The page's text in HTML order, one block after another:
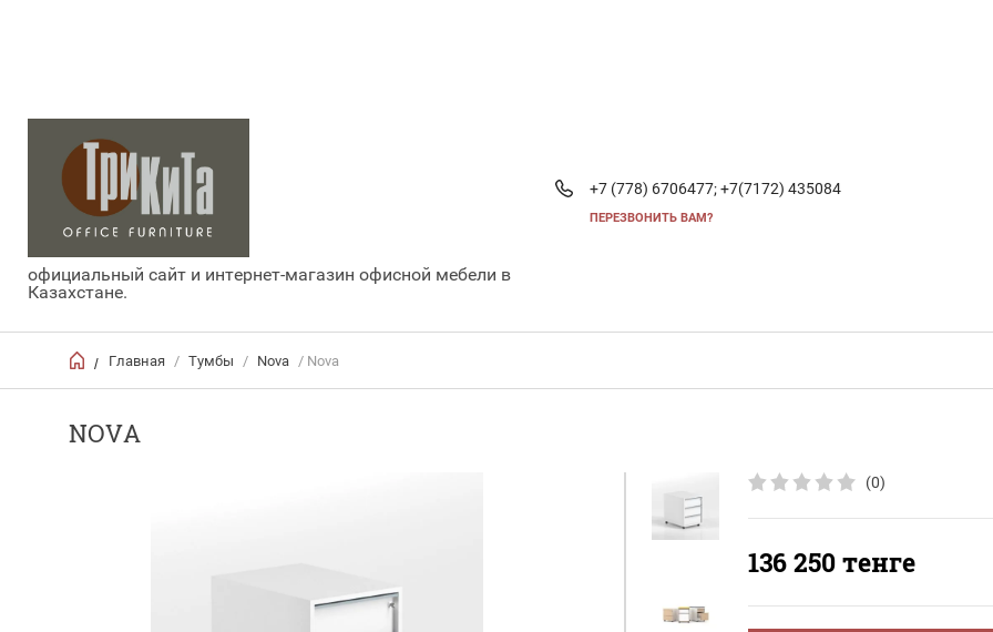
официальный сайт и интернет-магазин офисной мебели в
Казахстане.
+7 (778) 6706477;+7(7172) 435084
ПЕРЕЗВОНИТЬ ВАМ?
/ Главная / Тумбы / Nova / Nova
NOVA
(0)
136 250 тенге